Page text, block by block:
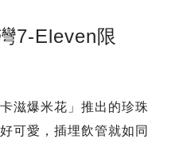
7-Eleven限
滋爆米花」推出的珍珠
可愛，插埋飲管就如同